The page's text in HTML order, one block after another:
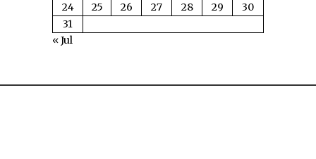
24
25 26 27 28 29
30
31
« Jul